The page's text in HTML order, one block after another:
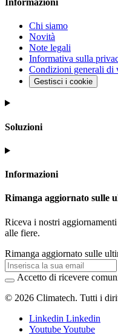
Informazioni
Chi siamo
Novità
Note legali
Informativa sulla
Condizioni generali di
Gestisci i cookie
Soluzioni
Informazioni
Rimanga aggiornato sulle
Riceva i nostri
alle fiere.
Rimanga aggiornato sulle
Accetto di ricevere
© 2026 Climatech. Tutti i
Linkedin Linkedin
YoutubeYoutube